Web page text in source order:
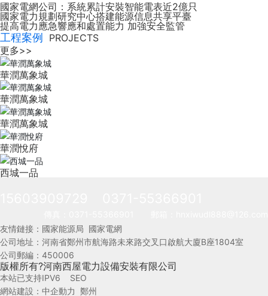
國家電網公司：系統累計安裝智能電表近2億只
國家電力規劃研究中心搭建能源信息共享平臺
提高電力應急響應和處置能力 加強安全監管
工程案例
PROJECTS
更多>>
華潤萬象城
華潤萬象城
華潤萬象城
華潤悅府
西城一品
友情鏈接： 國家能源局 國家電網
公司地址：河南省鄭州市航海路未來路交叉口啟航大廈B座1804室
公司郵編：450006
版權所有?河南西屋電力設備安裝有限公司
本站已支持IPV6 SEO
網站建設： 中企動力 鄭州